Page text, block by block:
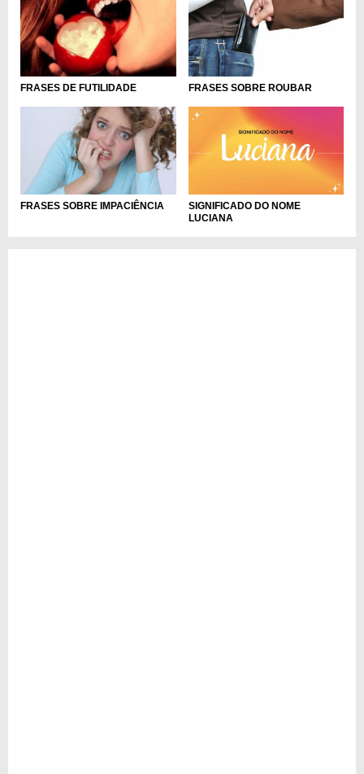
FRASES DE FUTILIDADE FRASES SOBRE ROUBAR
FRASES SOBRE IMPACIÊNCIA
SIGNIFICADO DO NOME
LUCIANA